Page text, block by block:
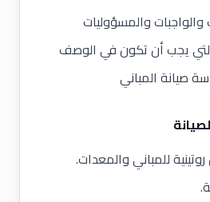
والمسؤوليات
التي يجب أن تكون في الوصف
صيانة المباني
للمباني والمعدات.